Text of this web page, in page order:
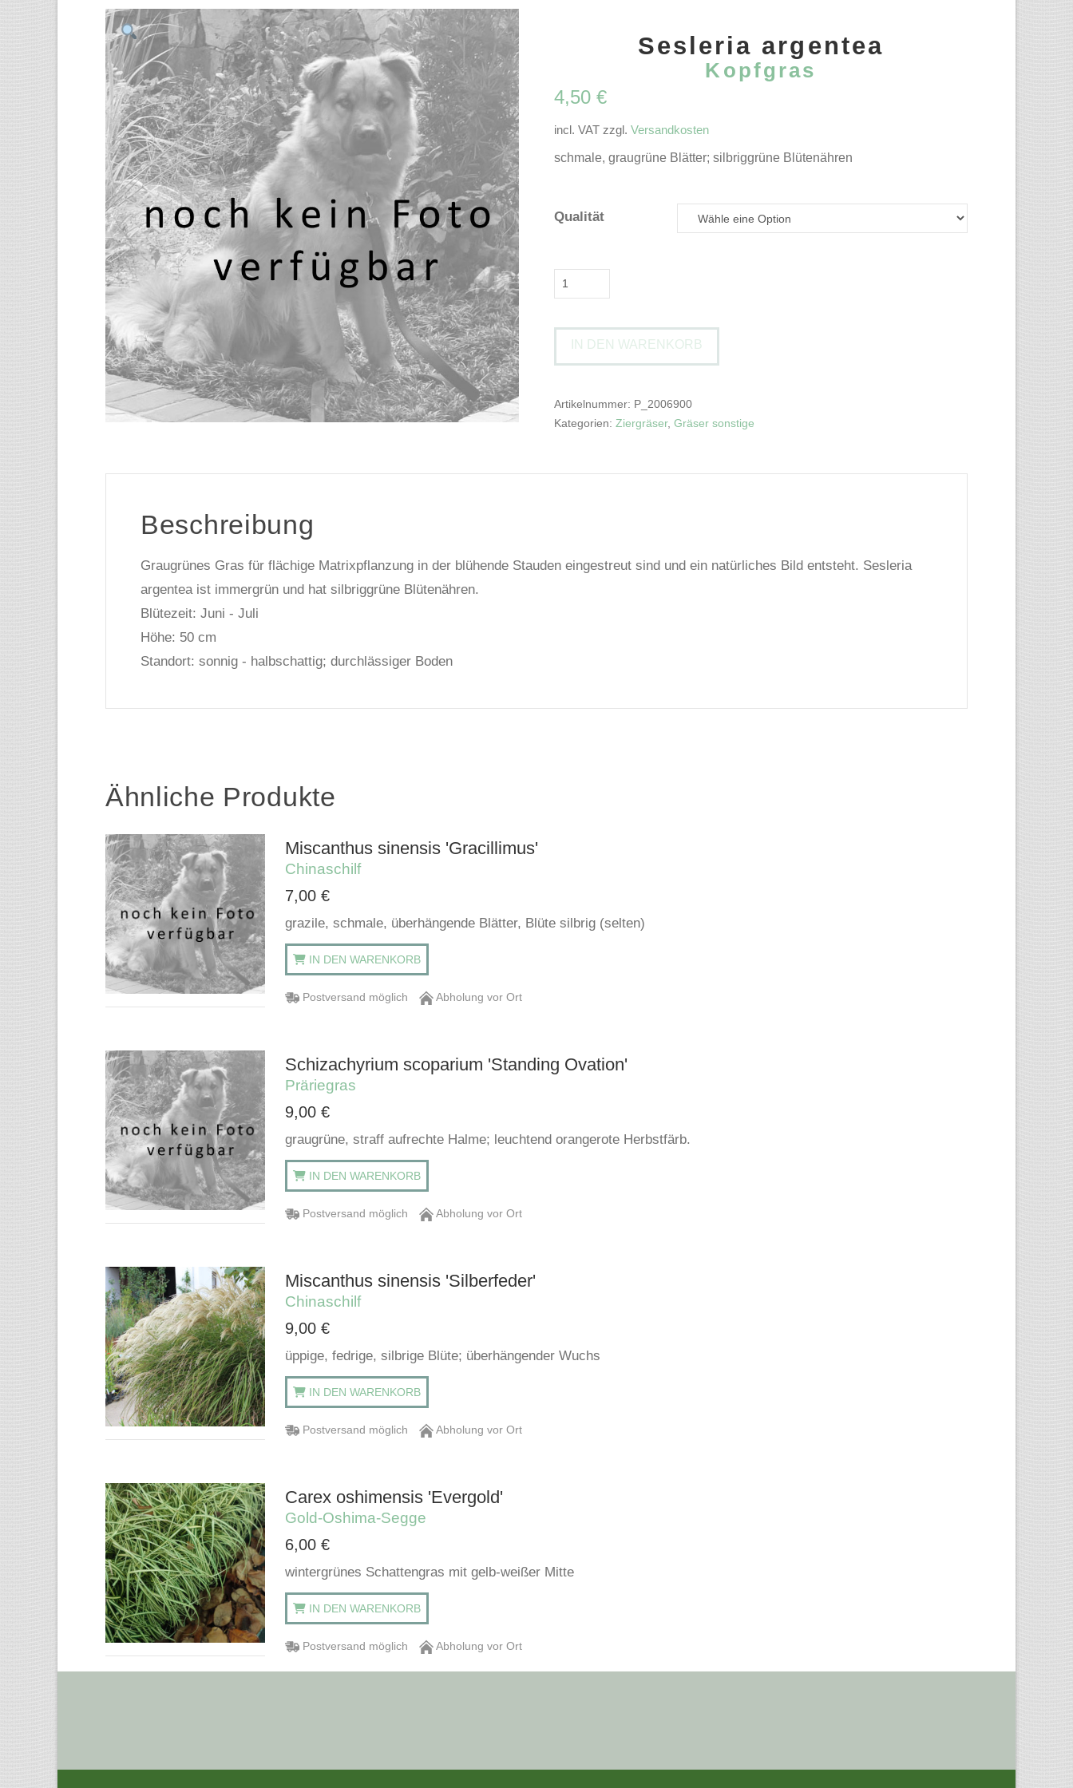
Sesleria argentea
Kopfgras
4,50 €
incl. VAT zzgl. Versandkosten
schmale, graugrüne Blätter; silbriggrüne Blütenähren
Qualität
Sesleria
argenteaKopfgras
Menge
IN DEN WARENKORB
Artikelnummer: P_2006900
Kategorien: Ziergräser, Gräser sonstige
Beschreibung
Graugrünes Gras für flächige Matrixpflanzung in der blühende Stauden eingestreut sind und ein natürliches Bild entsteht. Sesleria
argentea ist immergrün und hat silbriggrüne Blütenähren.
Blütezeit: Juni - Juli
Höhe: 50 cm
Standort: sonnig - halbschattig; durchlässiger Boden
Ähnliche Produkte
Miscanthus sinensis 'Gracillimus'
Chinaschilf
7,00 €
grazile, schmale, überhängende Blätter, Blüte silbrig (selten)
IN DEN WARENKORB
Postversand möglich Abholung vor Ort
Schizachyrium scoparium 'Standing Ovation'
Präriegras
9,00 €
graugrüne, straff aufrechte Halme; leuchtend orangerote Herbstfärb.
IN DEN WARENKORB
Postversand möglich Abholung vor Ort
Miscanthus sinensis 'Silberfeder'
Chinaschilf
9,00 €
üppige, fedrige, silbrige Blüte; überhängender Wuchs
IN DEN WARENKORB
Postversand möglich Abholung vor Ort
Carex oshimensis 'Evergold'
Gold-Oshima-Segge
6,00 €
wintergrünes Schattengras mit gelb-weißer Mitte
IN DEN WARENKORB
Postversand möglich Abholung vor Ort